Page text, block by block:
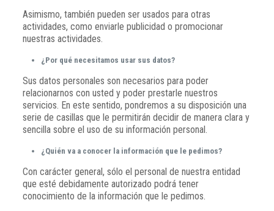
Asimismo, también pueden ser usados para otras
actividades, como enviarle publicidad o promocionar
nuestras actividades.
¿Por qué necesitamos usar sus datos?
Sus datos personales son necesarios para poder
relacionarnos con usted y poder prestarle nuestros
servicios. En este sentido, pondremos a su disposición una
serie de casillas que le permitirán decidir de manera clara y
sencilla sobre el uso de su información personal.
¿Quién va a conocer la información que le pedimos?
Con carácter general, sólo el personal de nuestra entidad
que esté debidamente autorizado podrá tener
conocimiento de la información que le pedimos.